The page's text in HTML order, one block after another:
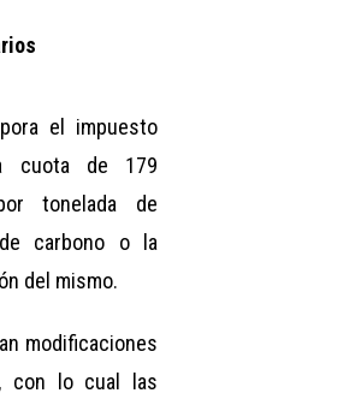
el impuesto
cuota de 179
tonelada de
carbono o la
del mismo.
modificaciones
con lo cual las